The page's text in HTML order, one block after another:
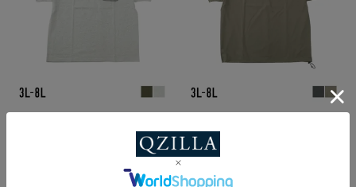
【大きいサイズ メンズ】Coleman(コー
取り寄せ
【大きいサイズ メンズ】Coleman(コー
半袖Tシャツ カットソー 3L/4L/5L/6L/8L